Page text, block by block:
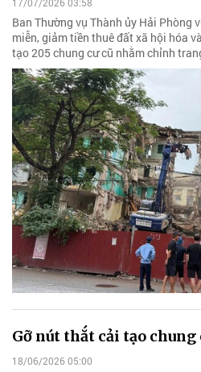
Ban Thường vụ Thành ủy Hải Phòng
miễn, giảm tiền thuê đất xã hội hóa
tạo 205 chung cư cũ nhằm chỉnh
Gỡ nút thắt cải tạo chung
18/06/2026 05:00